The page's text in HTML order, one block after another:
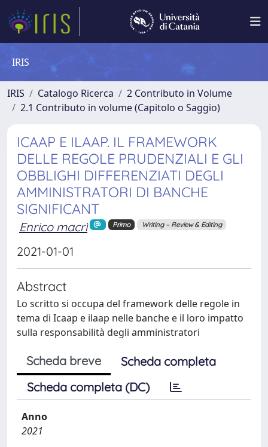
IRIS
IRIS Catalogo Ricerca
2 Contributo in Volume
2.1 Contributo in volume (Capitolo o Saggio)
ICAAP E ILAAP. IL FRAMEWORK
DELLE REGOLE PRUDENZIALI E GLI
OBBLIGHI DIFFERENZIATI DEGLI
AMMINISTRATORI DI BANCHE
SIGNIFICANT
Enrico macrì Primo Writing – Review & Editing
2021-01-01
Abstract
Lo scritto si occupa del framework delle regole in
tema di Icaap e ilaap nelle banche e il loro impatto
sulla responsabilità degli amministratori
Scheda breve
Scheda completa
Scheda completa (DC)
Anno
2021